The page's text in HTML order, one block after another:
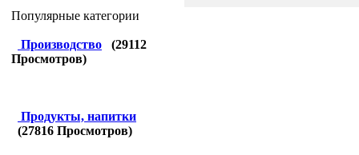
Популярные категории
Производство (29112
Просмотров)
Продукты, напитки
(27816 Просмотров)